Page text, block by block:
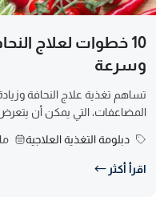
10 خطوات لعلاج
وسرعة
تساهم تغذية علاج النحافة
المضاعفات، التي يمكن أن
دبلومة التغذية العلاجية مايو
اقرأ أكثر